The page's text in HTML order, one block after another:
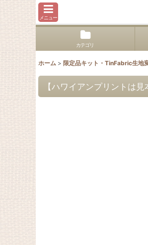
メニュー
カテゴリ
ホーム > 限定品キット・TinFabric生地
【ハワイアンプリントは